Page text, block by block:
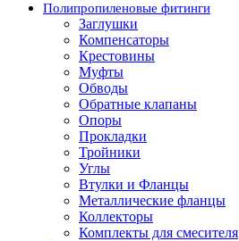
Полипропиленовые фитинги
Заглушки
Компенсаторы
Крестовины
Муфты
Обводы
Обратные клапаны
Опоры
Прокладки
Тройники
Углы
Втулки и Фланцы
Металлические фланцы
Коллекторы
Комплекты для смесителя